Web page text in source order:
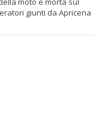
giunti da Apricena